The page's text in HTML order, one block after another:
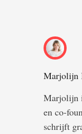
Marjolijn
Marjolijn
en co-
schrijft